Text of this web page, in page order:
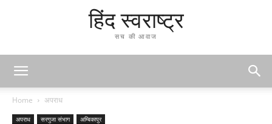
हिंद स्वराष्ट्र
सच की आवाज
Home अपराध
अपराध सरगुजा संभाग अम्बिकापुर